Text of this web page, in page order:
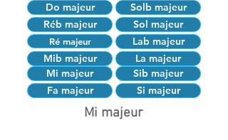
Do majeur
Solb majeur
Réb majeur
Sol majeur
Ré majeur
Lab majeur
Mib majeur
Mi majeur
La majeur
Sib majeur
Fa majeur
Si majeur
Mi majeur